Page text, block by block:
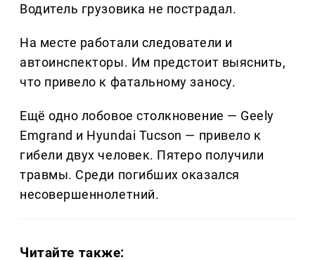
Водитель грузовика не пострадал.
На месте работали следователи и
автоинспекторы. Им предстоит выяснить,
что привело к фатальному заносу.
Ещё одно лобовое столкновение — Geely
Emgrand и Hyundai Tucson — привело к
гибели двух человек. Пятеро получили
травмы. Среди погибших оказался
несовершеннолетний.
Читайте также: